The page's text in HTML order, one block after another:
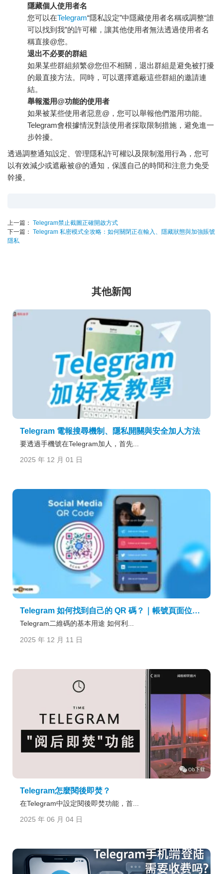
隱藏個人使用者名
您可以在Telegram“隱私設定”中隱藏使用者名稱或調整“誰
可以找到我”的許可權，讓其他使用者無法透過使用者名
稱直接@您。
退出不必要的群組
如果某些群組頻繁@您但不相關，退出群組是避免被打擾
的最直接方法。同時，可以選擇遮蔽這些群組的邀請連
結。
舉報濫用@功能的使用者
如果被某些使用者惡意@，您可以舉報他們濫用功能。
Telegram會根據情況對該使用者採取限制措施，避免進一
步幹擾。
透過調整通知設定、管理隱私許可權以及限制濫用行為，您可
以有效減少或遮蔽被@的通知，保護自己的時間和注意力免受
幹擾。
上一篇： Telegram禁止截圖正確開啟方式
下一篇： Telegram 私密模式全攻略：如何關閉正在輸入、隱藏狀態與加強賬號
隱私
其他新闻
Telegram 電報搜尋機制、隱私開關與安全加人方法
要透過手機號在Telegram加人，首先...
2025 年 12 月 01 日
Telegram 如何找到自己的 QR 碼？｜帳號頁面位置、掃碼方式與設定說明
Telegram二維碼的基本用途 如何利...
2025 年 12 月 11 日
Telegram怎麼閱後即焚？
在Telegram中設定閱後即焚功能，首...
2025 年 06 月 04 日